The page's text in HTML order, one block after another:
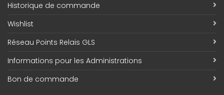
Historique de commande
Wishlist
Réseau Points Relais GLS
Informations pour les Administrations
Bon de commande